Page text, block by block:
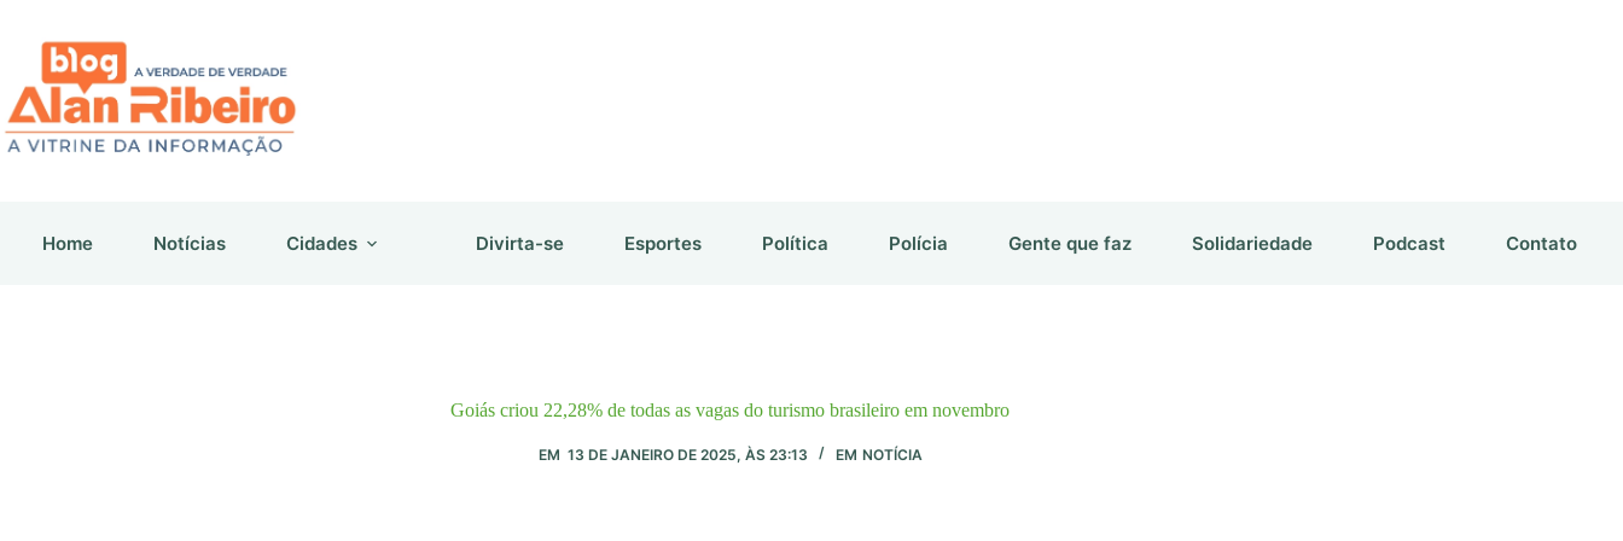
conteúdo
Home Notícias Cidades Divirta-se Esportes Política Polícia Gente que faz Solidariedade Podcast Contato
Goiás criou 22,28% de todas as vagas do turismo brasileiro em novembro
EM 13 DE JANEIRO DE 2025, ÀS 23:13 EM NOTÍCIA